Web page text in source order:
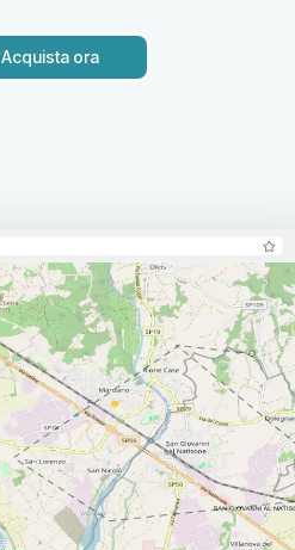
Acquista ora